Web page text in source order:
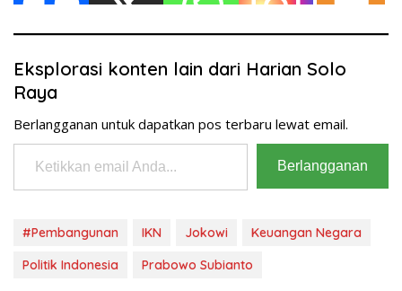
Eksplorasi konten lain dari Harian Solo
Raya
Berlangganan untuk dapatkan pos terbaru lewat email.
Ketikkan email Anda...
Berlangganan
#Pembangunan IKN Jokowi
Keuangan Negara
Politik Indonesia
Prabowo Subianto